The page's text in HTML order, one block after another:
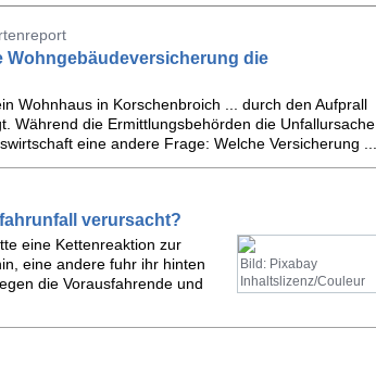
Wohngebäudeversicherung die
Wohnhaus in Korschenbroich ... durch den Aufprall
Während die Ermittlungsbehörden die Unfallursache
eine andere Frage: Welche Versicherung ...
verursacht?
Bild: Pixabay
Inhaltslizenz/Couleur
eine Kettenreaktion zur
eine andere fuhr ihr hinten
die Vorausfahrende und